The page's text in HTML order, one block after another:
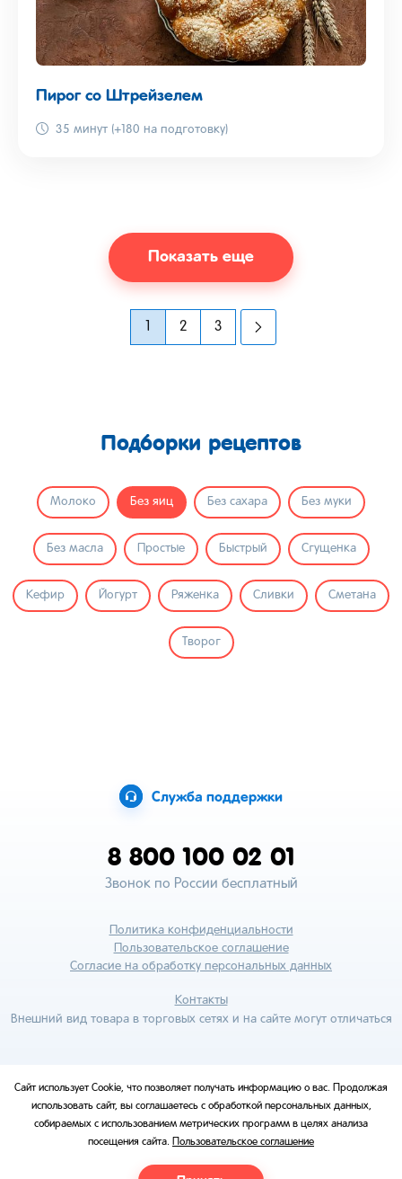
Пирог со Штрейзелем
35 минут (+180 на подготовку)
Показать еще
1 2 3
Подборки рецептов
Молоко Без яиц Без сахара Без муки
Без масла Простые Быстрый Сгущенка
Кефир Йогурт Ряженка Сливки Сметана
Творог
Служба поддержки
8 800 100 02 01
Звонок по России бесплатный
Политика конфиденциальности
Пользовательское соглашение
Согласие на обработку персональных данных
Контакты
Внешний вид товара в торговых сетях и на сайте могут отличаться
Сайт использует Cookie, что позволяет получать информацию о вас. Продолжая
использовать сайт, вы соглашаетесь с обработкой персональных данных,
собираемых с использованием метрических программ в целях анализа
посещения сайта. Пользовательское соглашение